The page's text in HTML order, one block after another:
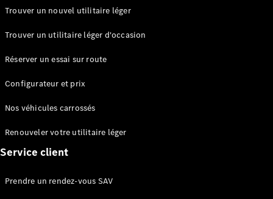
Offres
d’utilisation
Trouver un nouvel utilitaire léger
Trouver un utilitaire léger d'occasion
Réserver un essai sur route
Configurateur et prix
Nos véhicules carrossés
Renouveler votre utilitaire léger
Service client
Prendre un rendez-vous SAV